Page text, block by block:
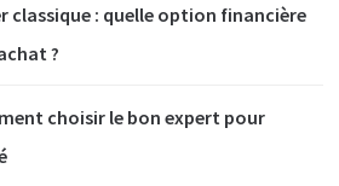
classique : quelle option financière
?
choisir le bon expert pour